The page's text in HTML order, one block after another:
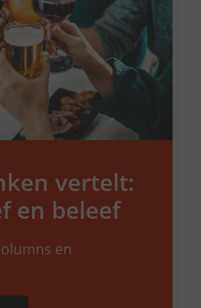
vertelt:
en beleef
en